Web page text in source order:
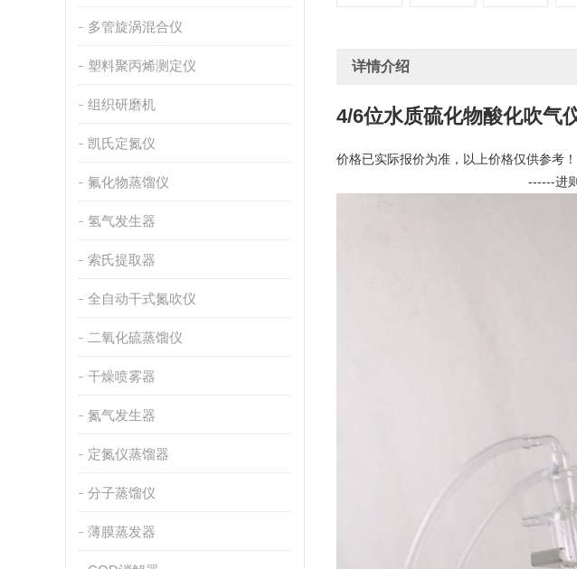
多管旋涡混合仪
塑料聚丙烯测定仪
组织研磨机
凯氏定氮仪
氟化物蒸馏仪
氢气发生器
索氏提取器
全自动干式氮吹仪
二氧化硫蒸馏仪
干燥喷雾器
氮气发生器
定氮仪蒸馏器
分子蒸馏仪
薄膜蒸发器
详情介绍
4/6位水质硫化物酸化吹气
价格已实际报价为准，以上价格仅供参考！
------进